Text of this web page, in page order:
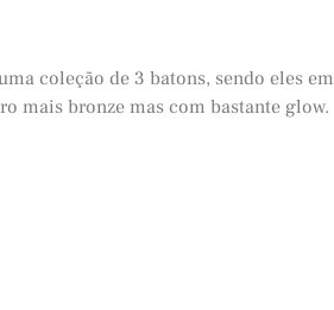
coleção de 3 batons, sendo eles em
mais bronze mas com bastante glow.